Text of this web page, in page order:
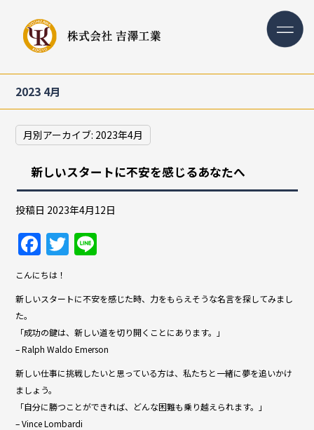
2023 4月
月別アーカイブ: 2023年4月
新しいスタートに不安を感じるあなたへ
投稿日 2023年4月12日
F
a
c
e
b
o
o
k
T
w
itt
er
e
こんにちは！
新しいスタートに不安を感じた時、力をもらえそうな名言を探してみまし
た。
「成功の鍵は、新しい道を切り開くことにあります。」
– Ralph Waldo Emerson
新しい仕事に挑戦したいと思っている方は、私たちと一緒に夢を追いかけ
ましょう。
「自分に勝つことができれば、どんな困難も乗り越えられます。」
– Vince Lombardi